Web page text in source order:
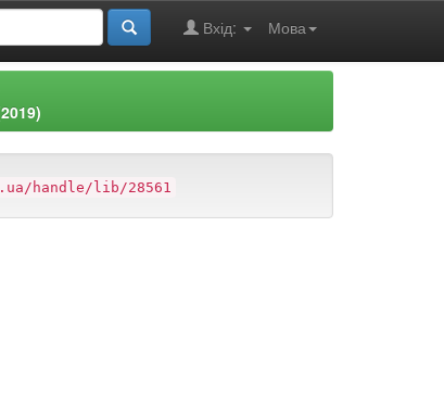
Мова
Вхід:
handle/lib/28561